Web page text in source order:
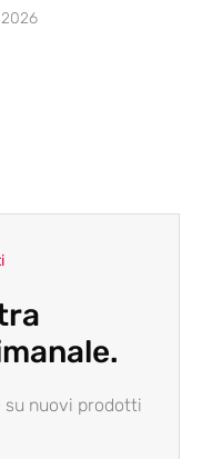
su nuovi prodotti